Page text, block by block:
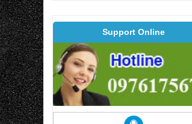
Support Online